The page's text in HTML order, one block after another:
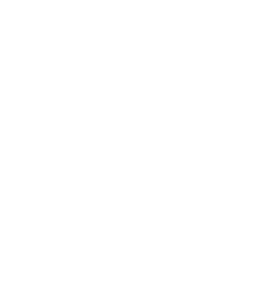
El exdelantero Diego
seleccionador de Uruguay